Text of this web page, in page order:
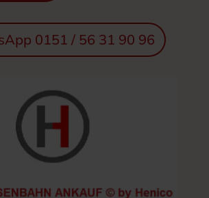
0151 / 56 31 90 96